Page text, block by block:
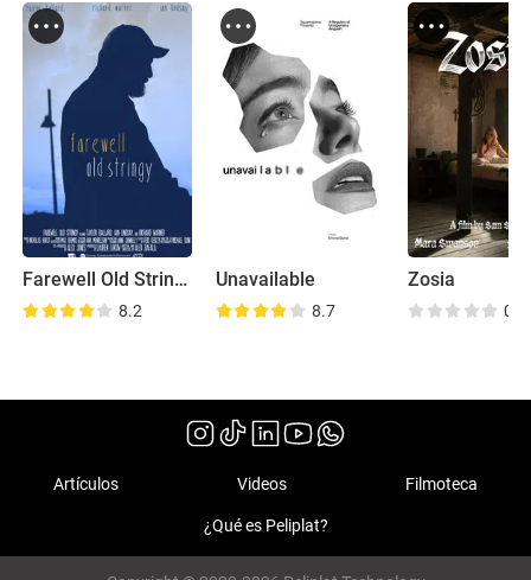
Farewell Old Stringy
8.2
Unavailable
8.7
Zosia
0.0
Artículos Videos Filmoteca
¿Qué es Peliplat?